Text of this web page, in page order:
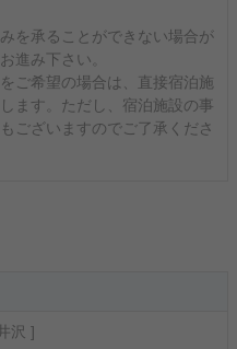
を承ることができない場合が
進み下さい。
ご希望の場合は、直接宿泊施
ます。ただし、宿泊施設の事
ございますのでご了承くださ
沢 ]